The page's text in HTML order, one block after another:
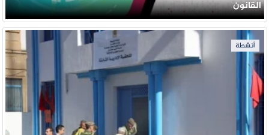
القانون
أنشطة